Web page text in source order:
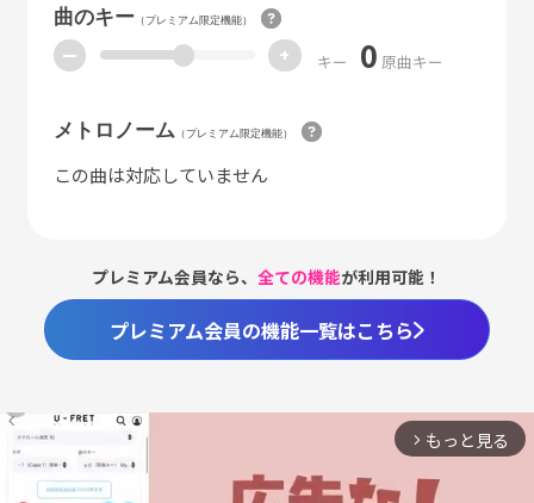
曲のキー（プレミアム限定機能）
ー + キー 0 原曲キー
メトロノーム （プレミアム限定機能）
この曲は対応していません
プレミアム会員なら、全ての機能が利用可能！
プレミアム会員の機能一覧はこちら
arrow_forward_ios もっと見る